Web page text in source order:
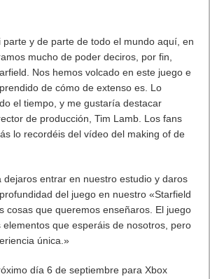
parte y de parte de todo el mundo aquí, en
mucho de poder deciros, por fin,
Nos hemos volcado en este juego e
de cómo de extenso es. Lo
el tiempo, y me gustaría destacar
de producción, Tim Lamb. Los fans
lo recordéis del vídeo del making of de
dejaros entrar en nuestro estudio y daros
del juego en nuestro «Starfield
cosas que queremos enseñaros. El juego
elementos que esperáis de nosotros, pero
única.»
día 6 de septiembre para Xbox